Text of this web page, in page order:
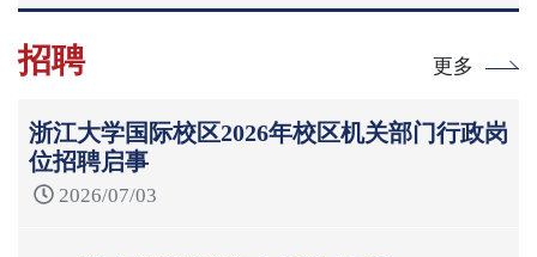
招聘 更多
浙江大学国际校区2026年校区机关部门行政岗
位招聘启事
2026/07/03